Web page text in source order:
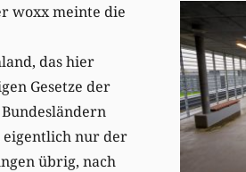
woxx meinte die
das hier
Gesetze der
eigentlich nur der
übrig, nach